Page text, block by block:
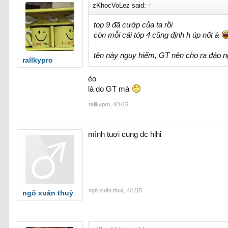
rallkypro
zKhocVoLez said: ↑
top 9 đã cướp của ta rồi
còn mỗi cái tóp 4 cũng định h úp nốt à
tên này nguy hiểm, GT nên cho ra đảo
èo
là do GT mà
rallkypro 4/1/15
ngô xuân thuỷ
mình tuơi cung dc hihi
ngô xuân thuỷ 4/1/15